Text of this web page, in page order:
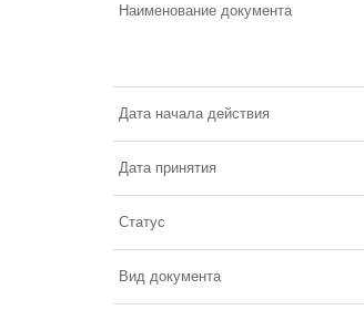
Наименование документа
Дата начала действия
Дата принятия
Статус
Вид документа